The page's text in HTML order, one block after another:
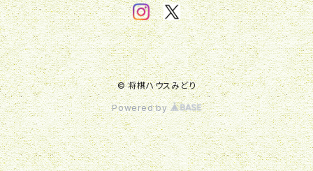
© 将棋ハウスみどり
Powered by